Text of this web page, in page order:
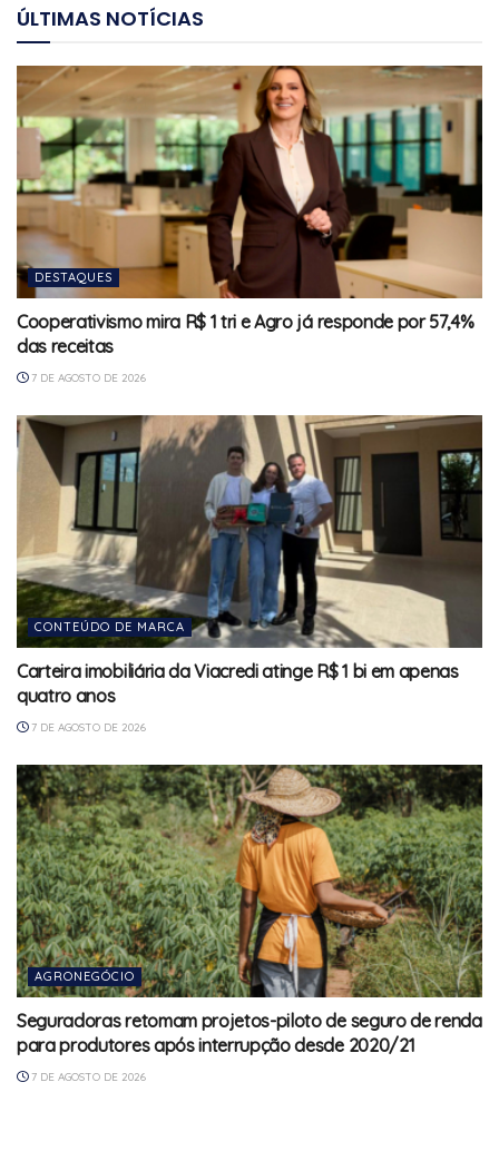
ÚLTIMAS NOTÍCIAS
DESTAQUES
Cooperativismo mira R$ 1 tri e Agro já responde por 57,4%
das receitas
7 DE AGOSTO DE 2026
CONTEÚDO DE MARCA
Carteira imobiliária da Viacredi atinge R$ 1 bi em apenas
quatro anos
7 DE AGOSTO DE 2026
AGRONEGÓCIO
Seguradoras retomam projetos-piloto de seguro de renda
para produtores após interrupção desde 2020/21
7 DE AGOSTO DE 2026